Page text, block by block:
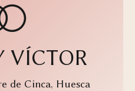
VÍCTOR
de Cinca, Huesca